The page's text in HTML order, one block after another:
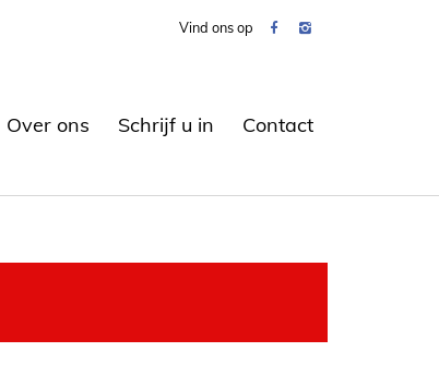
Vind ons op
Over ons Schrijf u in Contact